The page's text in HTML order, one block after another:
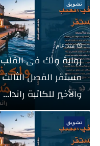
تشويق
منذ عام
رواية ولك فى القلب
مستقر الفصل الثالث
والأخير للكاتبة راندا...
تشويق